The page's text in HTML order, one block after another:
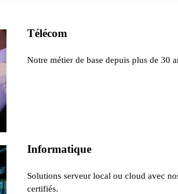
Télécom
Notre métier de base depuis plus de 30
Informatique
Solutions serveur local ou cloud avec
certifiés.